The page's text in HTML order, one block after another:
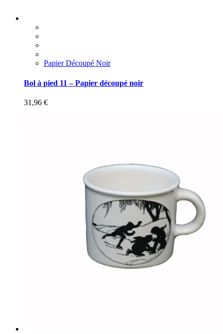
Papier Découpé Noir
Bol à pied 11 – Papier découpé noir
31,96 €